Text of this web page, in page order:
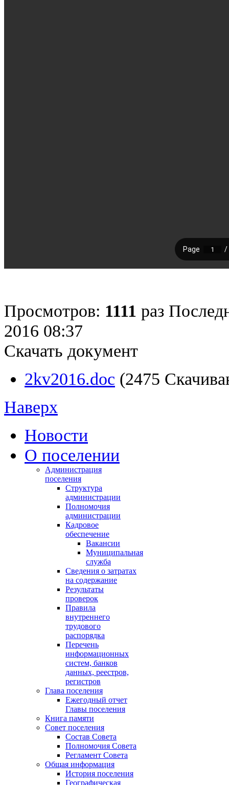
Просмотров: 1111 раз
2016 08:37
Скачать документ
2kv2016.doc (2475
Наверх
Новости
О поселении
Администрация
поселения
Структура
администрации
Полномочия
администрации
Кадровое
обеспечение
Вакансии
Муниципальная
служба
Сведения о затратах
на содержание
Результаты
проверок
Правила
внутреннего
трудового
распорядка
Перечень
информационных
систем, банков
данных, реестров,
регистров
Глава поселения
Ежегодный отчет
Главы поселения
Книга памяти
Совет поселения
Состав Совета
Полномочия Совета
Регламент Совета
Общая информация
История поселения
Географическая